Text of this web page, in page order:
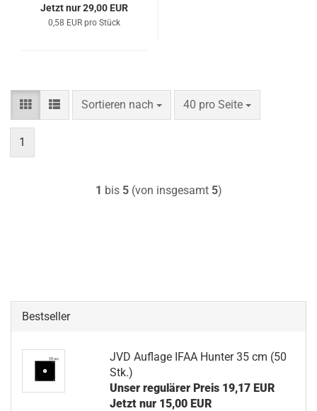
Jetzt nur 29,00 EUR
0,58 EUR pro Stück
Sortieren nach
Sortieren nach 40 pro Seite
pro Seite
1
1 bis 5(von insgesamt 5)
Bestseller
JVD Auflage IFAA Hunter 35 cm (50
Stk.)
Unser regulärer Preis 19,17 EUR
Jetzt nur 15,00 EUR